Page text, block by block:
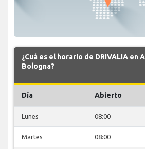
¿Cuá es el horario de DRIVALIA en
Bologna?
Día Abierto
Lunes 08:00
Martes 08:00